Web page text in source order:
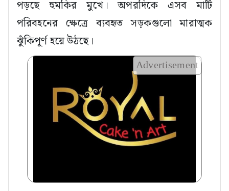
পড়ছে হুমকির মুখে। অপরদিকে এসব মাটি
পরিবহনের ক্ষেত্রে ব্যবহৃত সড়কগুলো মারাত্মক
ঝুঁকিপূর্ণ হয়ে উঠছে।
Advertisement